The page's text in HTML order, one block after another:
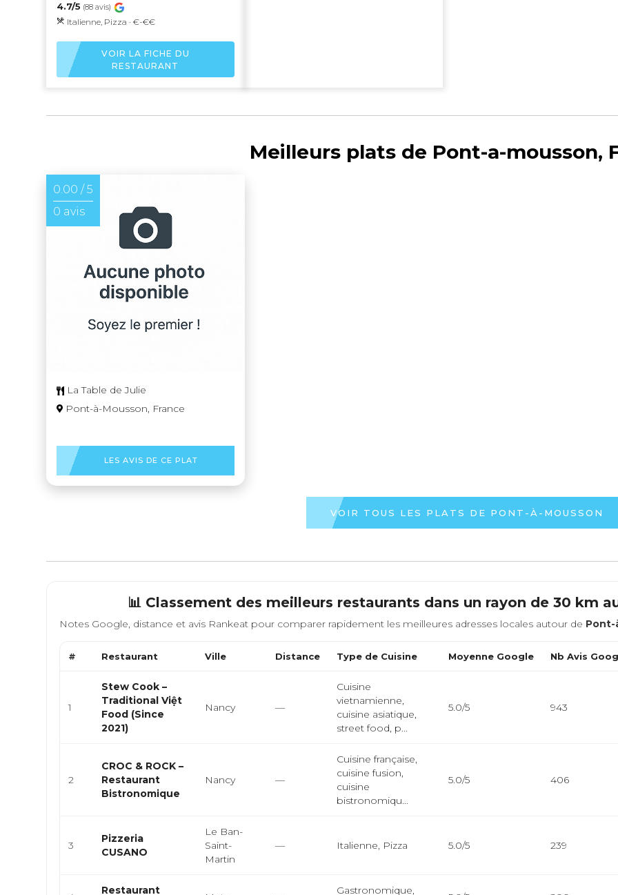
4.7/5 (88 avis)
Italienne, Pizza · €-€€
VOIR LA FICHE DU
RESTAURANT
Meilleurs plats de Pont-a-mousson,
0.00 / 5
0 avis
La Table de Julie
Pont-à-Mousson, France
LES AVIS DE CE PLAT
VOIR TOUS LES PLATS DE PONT-À-MOUSSON
📊 Classement des meilleurs restaurants dans un rayon de 30 km
Notes Google, distance et avis Rankeat pour comparer rapidement les meilleures adresses locales autour de Pont-
# Restaurant Ville Distance Type de Cuisine Moyenne Google Nb Avis
1
Stew Cook –
Traditional Việt
Food (Since
2021)
Nancy —
Cuisine
vietnamienne,
cuisine asiatique,
street food, p...
5.0/5 943
2
CROC & ROCK –
Restaurant
Bistronomique
Nancy —
Cuisine française,
cuisine fusion,
cuisine
bistronomiqu...
5.0/5 406
3
Pizzeria
CUSANO
Le Ban-
Saint-
Martin
— Italienne, Pizza 5.0/5 239
Restaurant
Gastronomique,